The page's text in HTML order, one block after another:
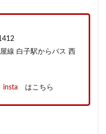
線 白子駅からバス 西
insta はこちら